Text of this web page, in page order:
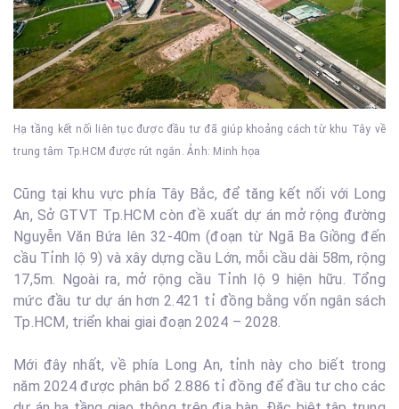
Hạ tầng kết nối liên tục được đầu tư đã giúp khoảng cách từ khu Tây về
trung tâm Tp.HCM được rút ngắn. Ảnh: Minh họa
Cũng tại khu vực phía Tây Bắc, để tăng kết nối với Long
An, Sở GTVT Tp.HCM còn đề xuất dự án mở rộng đường
Nguyễn Văn Bứa lên 32-40m (đoạn từ Ngã Ba Giồng đến
cầu Tỉnh lộ 9) và xây dựng cầu Lớn, mỗi cầu dài 58m, rộng
17,5m. Ngoài ra, mở rộng cầu Tỉnh lộ 9 hiện hữu. Tổng
mức đầu tư dự án hơn 2.421 tỉ đồng bằng vốn ngân sách
Tp.HCM, triển khai giai đoạn 2024 – 2028.
Mới đây nhất, về phía Long An, tỉnh này cho biết trong
năm 2024 được phân bổ 2.886 tỉ đồng để đầu tư cho các